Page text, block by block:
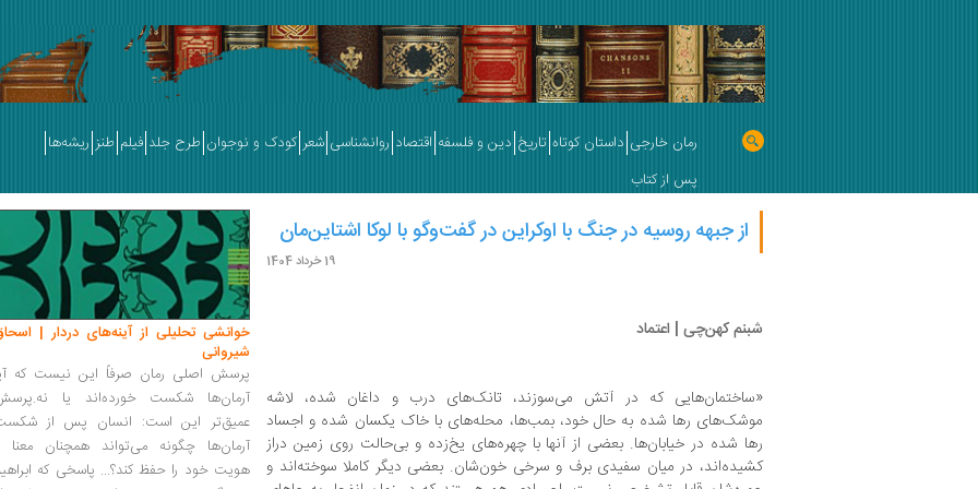
رمان خارجی داستان کوتاه تاریخ دین و فلسفه اقتصاد روانشناسی شعر کودک و نوجوان طرح جلد فیلم طنز ریشه‌ها
پس از کتاب
از جبهه روسیه در جنگ با اوکراین در گفت‌وگو با لوکا اشتاین‌مان
19 خرداد 1404
شبنم کهن‌چی | اعتماد
«ساختمان‌هایی که در آتش می‌سوزند، تانک‌های درب ‌و داغان شده، لاشه
موشک‌های رها شده به حال خود، بمب‌ها، محله‌های با خاک یکسان شده و اجساد
رها شده در خیابان‌ها. بعضی از آنها با چهره‌های یخ‌زده و بی‌حالت روی زمین دراز
کشیده‌اند، در میان سفیدی برف و سرخی خون‌شان. بعضی دیگر کاملا سوخته‌اند و
خوانشی تحلیلی از آینه‌های دردار |
شیروانی
پرسش اصلی رمان صرفاً این نیست که
آرمان‌ها شکست خورده‌اند یا
عمیق‌تر این است: انسان پس از
آرمان‌ها چگونه می‌تواند همچنان معنا
هویت خود را حفظ کند؟... پاسخی که